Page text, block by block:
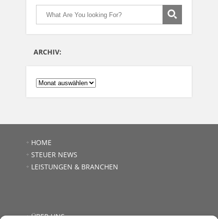
ARCHIV:
ARCHIV:
HOME
STEUER NEWS
LEISTUNGEN & BRANCHEN
ÜBER UNS